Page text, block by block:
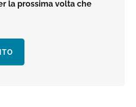
la prossima volta che